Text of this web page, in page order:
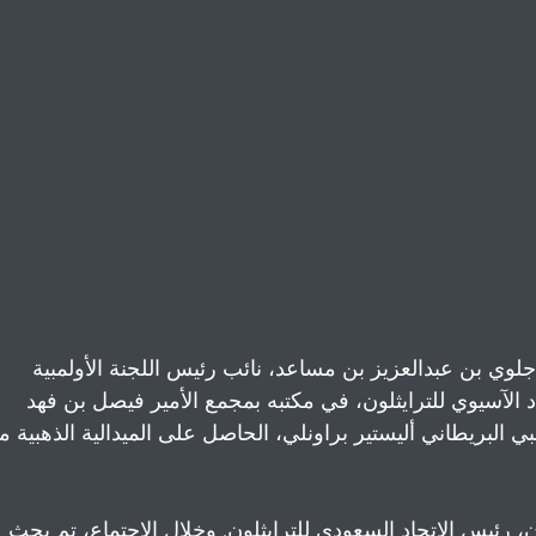
بن عبدالعزيز بن مساعد، نائب رئيس اللجنة الأولمبية
الآسيوي للترايثلون، في مكتبه بمجمع الأمير فيصل بن فهد
البريطاني أليستير براونلي، الحاصل على الميدالية الذهبية
رئيس الاتحاد السعودي للترايثلون. وخلال الاجتماع، تم بحث